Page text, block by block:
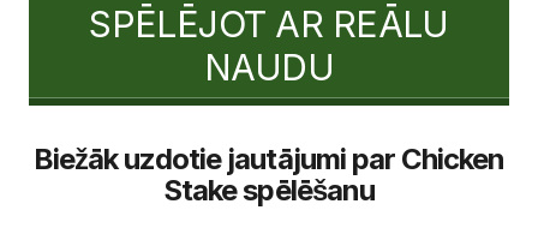
SPĒLĒJOT AR REĀLU
NAUDU
Biežāk uzdotie jautājumi par Chicken
Stake spēlēšanu